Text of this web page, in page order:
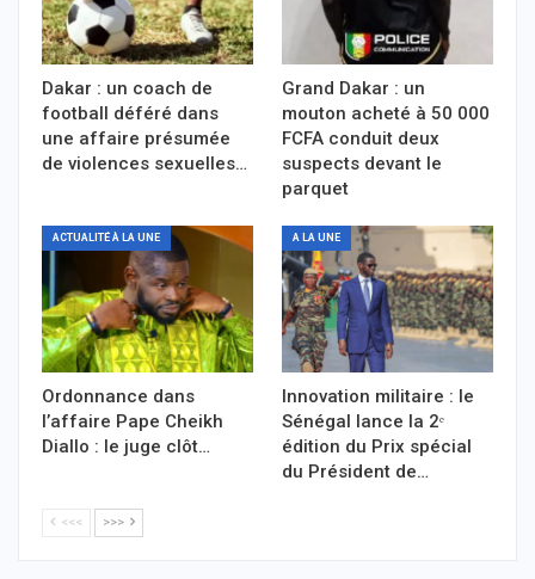
Dakar : un coach de
football déféré dans
une affaire présumée
de violences sexuelles…
Grand Dakar : un
mouton acheté à 50 000
FCFA conduit deux
suspects devant le
parquet
ACTUALITÉ À LA UNE
Ordonnance dans
l’affaire Pape Cheikh
Diallo : le juge clôt…
A LA UNE
Innovation militaire : le
Sénégal lance la 2ᵉ
édition du Prix spécial
du Président de…
<<< >>>